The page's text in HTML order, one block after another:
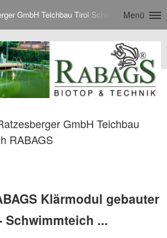
GmbH Teichbau Tirol Schwimmteich
Menü
GmbH Teichbau
RABAGS
Klärmodul gebauter
Schwimmteich ...